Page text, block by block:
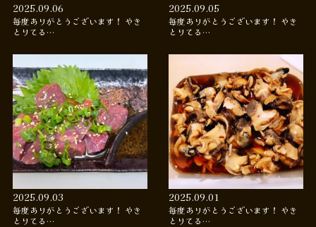
2025.09.06
毎度ありがとうございます！ やき
とりてる…
2025.09.05
毎度ありがとうございます！ やき
とりてる…
2025.09.03
毎度ありがとうございます！ やき
とりてる…
2025.09.01
毎度ありがとうございます！ やき
とりてる…